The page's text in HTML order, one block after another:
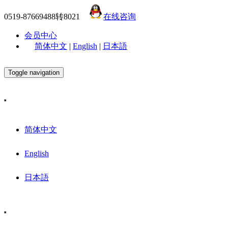
0519-87669488转8021 在线咨询
会员中心
简体中文 | English | 日本語
Toggle navigation
简体中文
English
日本語